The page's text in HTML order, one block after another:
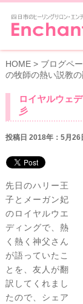
HOME> ブログペ
の牧師の熱い説教
ロイヤルウェ
彡
投稿日 2018年：5月26
先日のハリー王
子とメーガン妃
のロイヤルウエ
ディングで、熱
く熱く神父さん
が語っていたこ
とを、友人が翻
訳してくれまし
たので、シェア